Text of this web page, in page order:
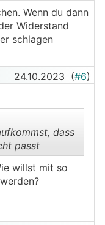
Wenn du dann
Widerstand
schlagen
24.10.2023 (#6)
dass
passt
willst mit so